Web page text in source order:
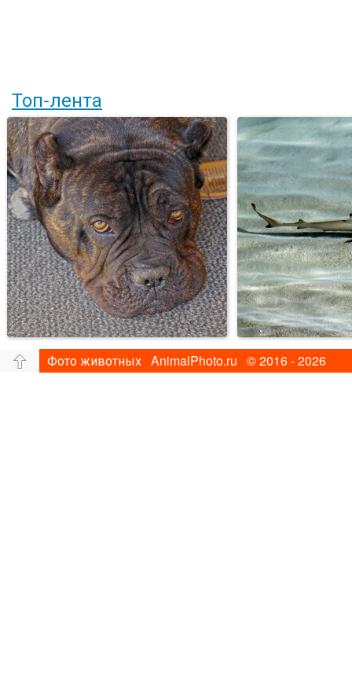
Топ-лента
Фото животных AnimalPhoto.ru © 2016 - 2026